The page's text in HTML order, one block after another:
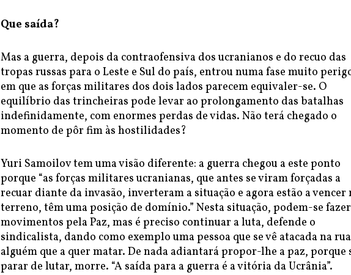
Que saída?
Mas a guerra, depois da contraofensiva dos ucranianos e do recuo das
tropas russas para o Leste e Sul do país, entrou numa fase muito
em que as forças militares dos dois lados parecem equivaler-se. O
equilíbrio das trincheiras pode levar ao prolongamento das batalhas
indefinidamente, com enormes perdas de vidas. Não terá chegado o
momento de pôr fim às hostilidades?
Yuri Samoilov tem uma visão diferente: a guerra chegou a este ponto
porque “as forças militares ucranianas, que antes se viram forçadas a
recuar diante da invasão, inverteram a situação e agora estão a vencer
terreno, têm uma posição de domínio.” Nesta situação, podem-se fazer
movimentos pela Paz, mas é preciso continuar a luta, defende o
sindicalista, dando como exemplo uma pessoa que se vê atacada na
alguém que a quer matar. De nada adiantará propor-lhe a paz, porque
parar de lutar, morre. “A saída para a guerra é a vitória da Ucrânia”.